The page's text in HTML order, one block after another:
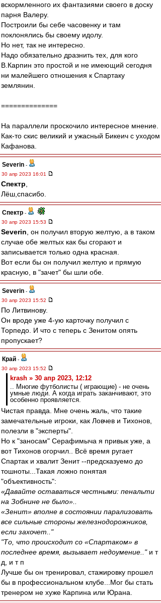
вскормленного их фантазиями своего в доску
парня Валеру.
Построили бы себе часовенку и там
поклонялись бы своему идолу.
Но нет, так не интересно.
Надо обязательно дразнить тех, для кого
В.Карпин это простой и не имеющий сегодня
ни малейшего отношения к Спартаку
землянин.
==============
На параллели проскочило интересное мнение.
Как-то скис великий и ужасный Бикеич с уходом
Кафанова.
Severin -
30 апр 2023 16:01
Спектр
Лёш,спасибо.
Спектр -
30 апр 2023 15:53
Severin , он получил вторую желтую, а в таком
случае обе желтых как бы сгорают и
записывается только одна красная.
Вот если бы он получил желтую и прямую
красную, в "зачет" бы шли обе.
Severin -
30 апр 2023 15:52
По Литвинову.
Он вроде уже 4-ую карточку получил с
Торпедо. И что с теперь с Зенитом опять
пропускает?
Край -
30 апр 2023 15:52
krash » 30 апр 2023, 12:12
.. Многие футболисты ( играющие) - не очень
умные люди. А когда играть заканчивают, это
особенно проявляется.
Чистая правда. Мне очень жаль, что такие
замечательные игроки, как Ловчев и Тихонов,
полезли в "эксперты".
Но к "заносам" Серафимыча я привык уже, а
вот Тихонов огорчил.. Всё время ругает
Спартак и хвалит Зенит --предсказуемо до
тошноты...Такая ложно понятая
"объективность":
«Давайте оставаться честными: пенальти
на Зобнине не было»..
«Зенит» вполне в состоянии парализовать
все сильные стороны железнодорожников,
если захочет.."
"То, что происходит со «Спартаком» в
последнее время, вызывает недоумение.."и т
д, и т п
Лучше бы он тренировал, стажировку прошел
бы в профессиональном клубе...Мог бы стать
тренером не хуже Карпина или Юрана.